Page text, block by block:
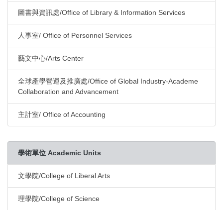
圖書與資訊處/Office of Library & Information Services
人事室/ Office of Personnel Services
藝文中心/Arts Center
全球產學營運及推廣處/Office of Global Industry-Academe
Collaboration and Advancement
主計室/ Office of Accounting
學術單位 Academic Units
文學院/College of Liberal Arts
理學院/College of Science